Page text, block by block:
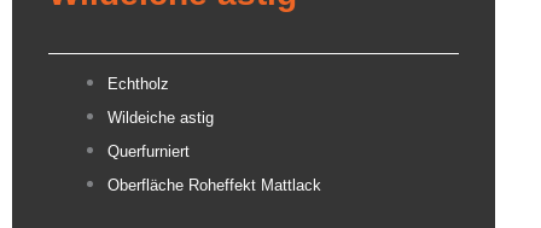
Echtholz
Wildeiche astig
Querfurniert
Oberfläche Roheffekt Mattlack